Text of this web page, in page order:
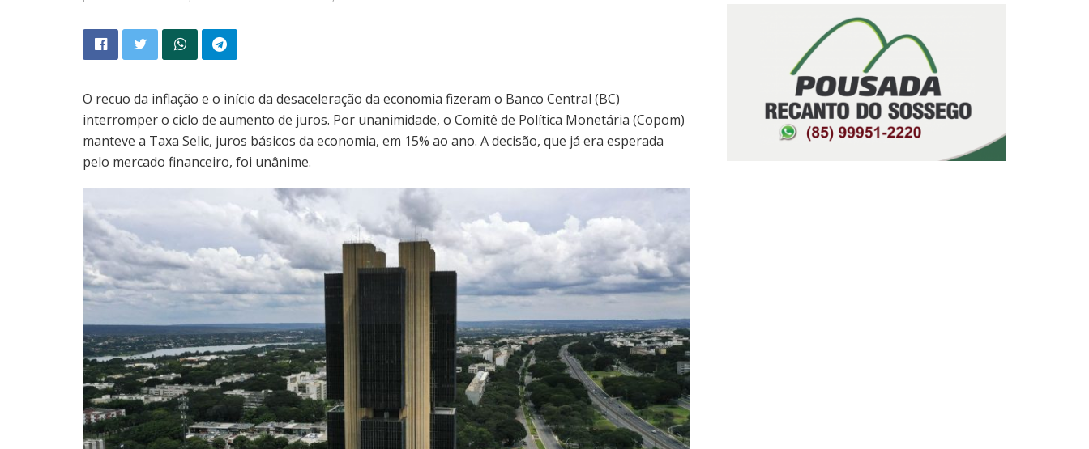
O recuo da inflação e o início da desaceleração da economia fizeram o Banco Central (BC)
interromper o ciclo de aumento de juros. Por unanimidade, o Comitê de Política Monetária (Copom)
manteve a Taxa Selic, juros básicos da economia, em 15% ao ano. A decisão, que já era esperada
pelo mercado financeiro, foi unânime.